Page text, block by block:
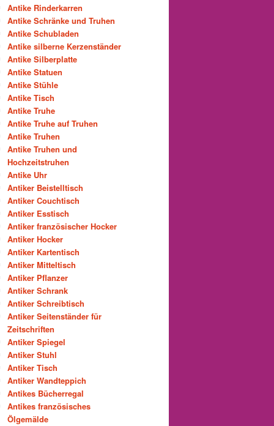
Antike Rinderkarren
Antike Schränke und Truhen
Antike Schubladen
Antike silberne Kerzenständer
Antike Silberplatte
Antike Statuen
Antike Stühle
Antike Tisch
Antike Truhe
Antike Truhe auf Truhen
Antike Truhen
Antike Truhen und
Hochzeitstruhen
Antike Uhr
Antiker Beistelltisch
Antiker Couchtisch
Antiker Esstisch
Antiker französischer Hocker
Antiker Hocker
Antiker Kartentisch
Antiker Mitteltisch
Antiker Pflanzer
Antiker Schrank
Antiker Schreibtisch
Antiker Seitenständer für
Zeitschriften
Antiker Spiegel
Antiker Stuhl
Antiker Tisch
Antiker Wandteppich
Antikes Bücherregal
Antikes französisches
Ölgemälde